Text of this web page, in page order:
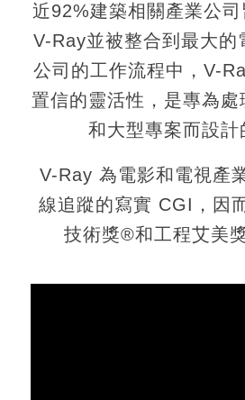
近92%建築相關產業公司
V-Ray並被整合到最大的
公司的工作流程中，V-
置信的靈活性，是專為
和大型專案而設計
V-Ray 為電影和電視產
線追蹤的寫實 CGI，因
技術獎®和工程艾美